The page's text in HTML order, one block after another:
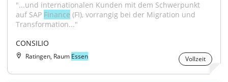
"...und internationalen Kunden mit dem Schwerpunkt
auf SAP Finance (FI), vorrangig bei der Migration und
Transformation..."
CONSILIO
Ratingen, Raum Essen Vollzeit